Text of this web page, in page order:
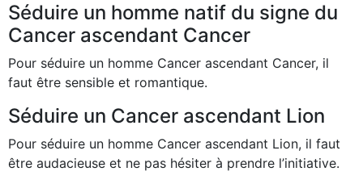
Séduire un homme natif du signe du
Cancer ascendant Cancer
Pour séduire un homme Cancer ascendant Cancer, il
faut être sensible et romantique.
Séduire un Cancer ascendant Lion
Pour séduire un homme Cancer ascendant Lion, il faut
être audacieuse et ne pas hésiter à prendre l’initiative.